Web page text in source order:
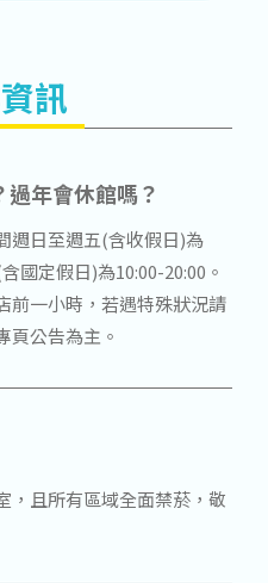
訊
年會休館嗎？
週日至週五(含收假日)為
國定假日)為10:00-20:00。
前一小時，若遇特殊狀況請
頁公告為主。
，且所有區域全面禁菸，敬